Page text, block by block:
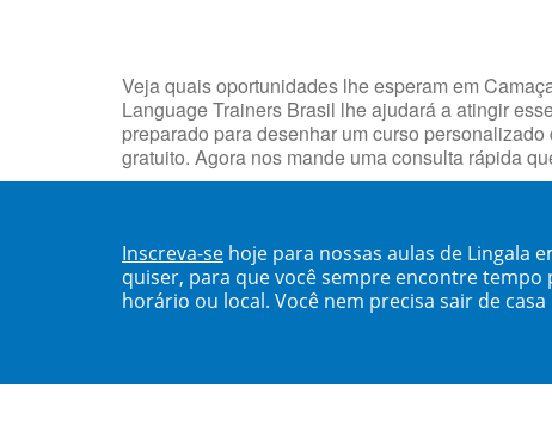
Veja quais oportunidades lhe esperam em
Language Trainers Brasil lhe ajudará a atingir
preparado para desenhar um curso
gratuito. Agora nos mande uma consulta rápida
Inscreva-se hoje para nossas aulas de Lingala
quiser, para que você sempre encontre
horário ou local. Você nem precisa sair de